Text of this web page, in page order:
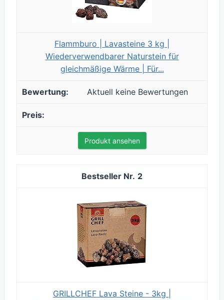
Flammburo | Lavasteine 3 kg |
Wiederverwendbarer Naturstein für
gleichmäßige Wärme | Für...
Aktuell keine Bewertungen
Produkt ansehen
2
GRILLCHEF Lava Steine - 3kg |